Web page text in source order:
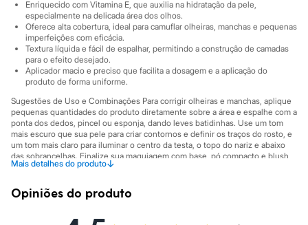
Acessórios
Blusas
Calçados
Leggings
Shorts e Bermudas
Tops
Moda íntima
Calcinhas
Cintas e Modeladores
Meias
Pijamas
Sutiãs e Tops
Moda praia
Biquínis
Saídas de praia
Enriquecido com Vitamina E, que auxilia na hidratação da pele,
especialmente na delicada área dos olhos.
Oferece alta cobertura, ideal para camuflar olheiras, manchas e pequenas
imperfeições com eficácia.
Textura líquida e fácil de espalhar, permitindo a construção de camadas
para o efeito desejado.
Aplicador macio e preciso que facilita a dosagem e a aplicação do
produto de forma uniforme.
Sugestões de Uso e Combinações Para corrigir olheiras e manchas, aplique
pequenas quantidades do produto diretamente sobre a área e espalhe com a
ponta dos dedos, pincel ou esponja, dando leves batidinhas. Use um tom
mais escuro que sua pele para criar contornos e definir os traços do rosto, e
um tom mais claro para iluminar o centro da testa, o topo do nariz e abaixo
das sobrancelhas. Finalize sua maquiagem com base, pó compacto e blush
para um look completo e duradouro.
A gente se encontra na C&A! ❤
Mais detalhes do produto↓
Opiniões do produto